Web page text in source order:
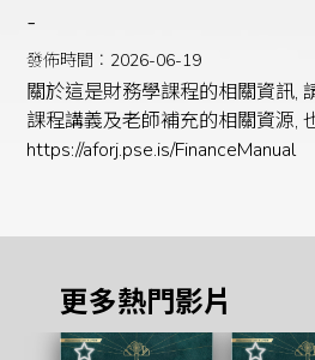
-
發佈時間：2026-06-19
關於這是財務學課程的相關資訊,
課程講義及老師補充的相關資源,
https://aforj.pse.is/FinanceManual
更多熱門影片